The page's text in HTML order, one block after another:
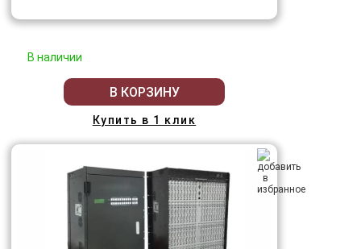
В наличии
В КОРЗИНУ
Купить в 1 клик